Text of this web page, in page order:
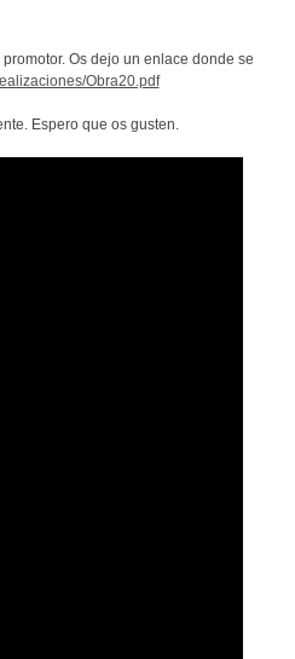
Os dejo un enlace donde se
Obra20.pdf
Espero que os gusten.